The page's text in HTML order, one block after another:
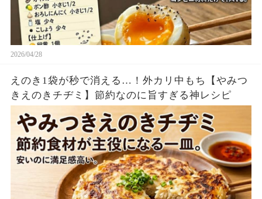
2026/04/28
えのき1袋が秒で消える…！外カリ中もち【やみつ
きえのきチヂミ】節約なのに旨すぎる神レシピ